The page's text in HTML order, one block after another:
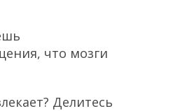
что мозги
Делитесь